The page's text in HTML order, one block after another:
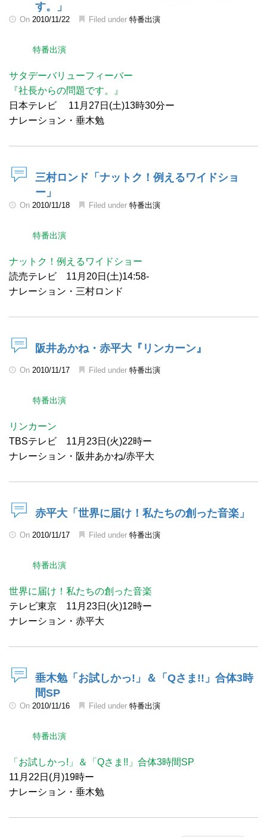
す。」
On 2010/11/22 Filed under 特番出演
特番出演
サタデーバリューフィーバー
『社長からの問題です。』
日本テレビ 11月27日(土)13時30分ー
ナレーション・垂木勉
三村ロンド「ナットク！例えるワイドショ
ー」
On 2010/11/18 Filed under 特番出演
特番出演
ナットク！例えるワイドショー
読売テレビ 11月20日(土)14:58-
ナレーション・三村ロンド
阪井あかね・赤平大『リンカーン』
On 2010/11/17 Filed under 特番出演
特番出演
リンカーン
TBSテレビ 11月23日(火)22時ー
ナレーション・阪井あかね/赤平大
赤平大「世界に届け！私たちの創った音楽」
On 2010/11/17 Filed under 特番出演
特番出演
世界に届け！私たちの創った音楽
テレビ東京 11月23日(火)12時ー
ナレーション・赤平大
垂木勉「お試しかっ!」＆「Qさま!!」合体3時
間SP
On 2010/11/16 Filed under 特番出演
特番出演
「お試しかっ!」＆「Qさま!!」合体3時間SP
11月22日(月)19時ー
ナレーション・垂木勉